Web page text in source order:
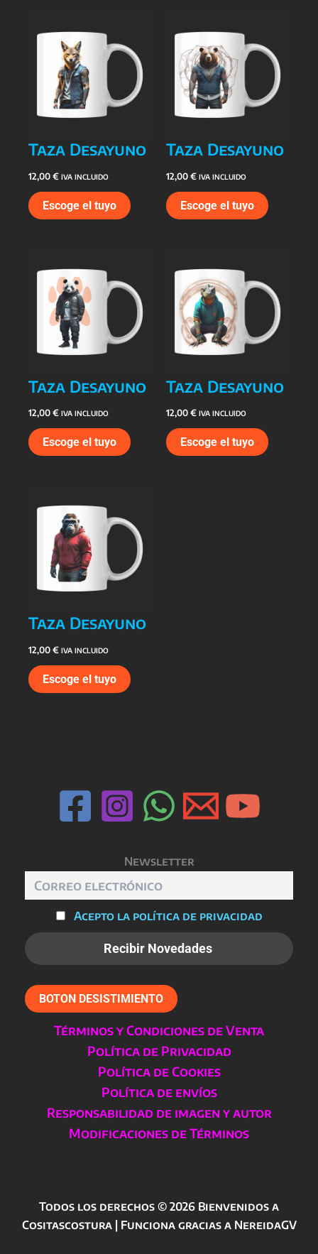
Taza Desayuno
12,00€ IVA INCLUIDO
Escoge el tuyo
Taza Desayuno
12,00€ IVA INCLUIDO
Escoge el tuyo
Taza Desayuno
12,00€ IVA INCLUIDO
Escoge el tuyo
Taza Desayuno
12,00€ IVA INCLUIDO
Escoge el tuyo
Taza Desayuno
12,00€ IVA INCLUIDO
Escoge el tuyo
Newsletter
Acepto la política de privacidad
BOTON DESISTIMIENTO
Términos y Condiciones de Venta
Política de Privacidad
Política de Cookies
Política de envíos
Responsabilidad de imagen y autor
Modificaciones de Términos
Todos los derechos © 2026 Bienvenidos a
Cositascostura | Funciona gracias a NereidaGV